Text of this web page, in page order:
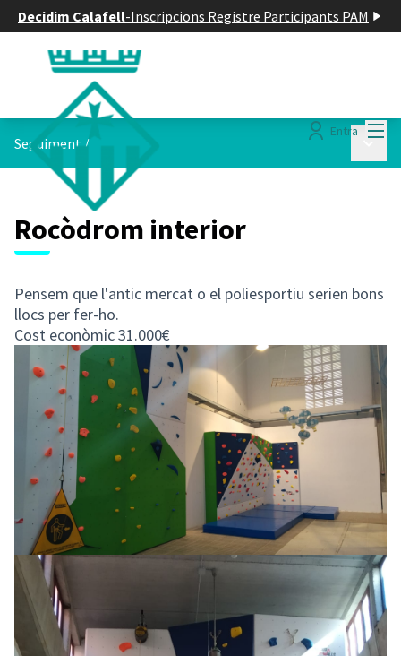
Decidim Calafell-Inscripcions Registre Participants PAM
Entra
Seguiment /
Rocòdrom interior
Pensem que l'antic mercat o el poliesportiu serien bons
llocs per fer-ho.
Cost econòmic 31.000€